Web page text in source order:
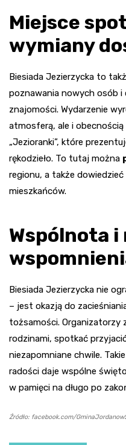
Miejsce
wymiany
Biesiada Jezierzycka to
poznawania nowych osób i
znajomości. Wydarzenie
atmosferą, ale i obecnością
„Jezioranki”, które
rękodzieło. To tutaj można
regionu, a także
mieszkańców.
Wspólnota i
Biesiada Jezierzycka nie
– jest okazją do
tożsamości. Organizatorzy
rodzinami, spotkać
niezapomniane chwile.
radości daje wspólne
w pamięci na długo po
Źródło: facebook.com/